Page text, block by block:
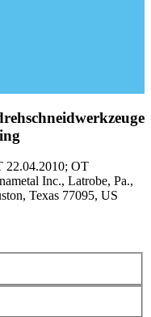
22.04.2010; OT
Inc., Latrobe, Pa.,
Texas 77095, US